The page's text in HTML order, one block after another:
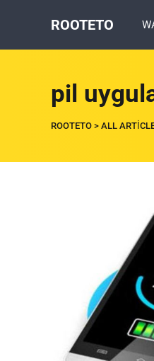
ROOTETO
pil
ROOTETO > ALL